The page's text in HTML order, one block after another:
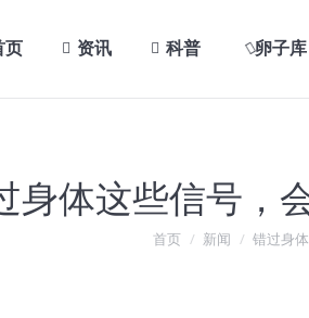
页 资讯 科普 卵子库
身体这些信号，
您在这里：
首页 新闻 错过身